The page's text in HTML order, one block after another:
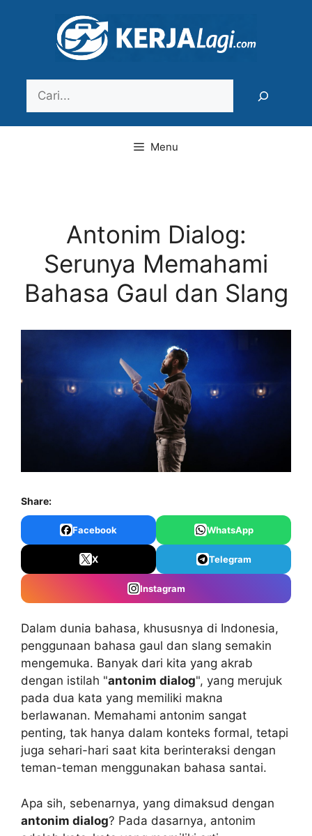
Menu
Antonim Dialog:
Serunya Memahami
Bahasa Gaul dan Slang
Share:
Facebook WhatsApp
X Telegram
Instagram
Dalam dunia bahasa, khususnya di Indonesia,
penggunaan bahasa gaul dan slang semakin
mengemuka. Banyak dari kita yang akrab
dengan istilah "antonim dialog", yang merujuk
pada dua kata yang memiliki makna
berlawanan. Memahami antonim sangat
penting, tak hanya dalam konteks formal, tetapi
juga sehari-hari saat kita berinteraksi dengan
teman-teman menggunakan bahasa santai.
Apa sih, sebenarnya, yang dimaksud dengan
antonim dialog? Pada dasarnya, antonim